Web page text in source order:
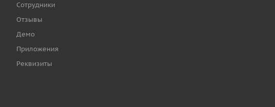
Сотрудники
Отзывы
Демо
Приложения
Реквизиты